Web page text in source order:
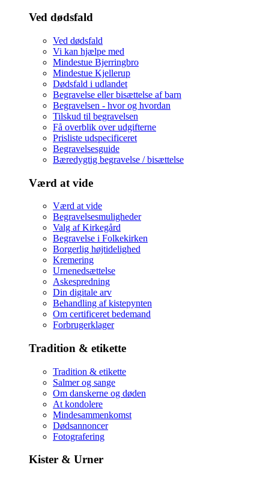
Ved dødsfald
Ved dødsfald
Vi kan hjælpe med
Mindestue Bjerringbro
Mindestue Kjellerup
Dødsfald i udlandet
Begravelse eller bisættelse af barn
Begravelsen - hvor og hvordan
Tilskud til begravelsen
Få overblik over udgifterne
Prisliste udspecificeret
Begravelsesguide
Bæredygtig begravelse / bisættelse
Værd at vide
Værd at vide
Begravelsesmuligheder
Valg af Kirkegård
Begravelse i Folkekirken
Borgerlig højtidelighed
Kremering
Urnenedsættelse
Askespredning
Din digitale arv
Behandling af kistepynten
Om certificeret bedemand
Forbrugerklager
Tradition & etikette
Tradition & etikette
Salmer og sange
Om danskerne og døden
At kondolere
Mindesammenkomst
Dødsannoncer
Fotografering
Kister & Urner